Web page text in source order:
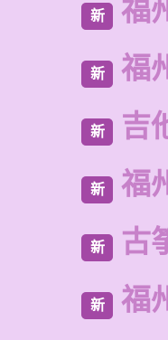
新 福
新 福
新 吉
新 福
新 古
新 福